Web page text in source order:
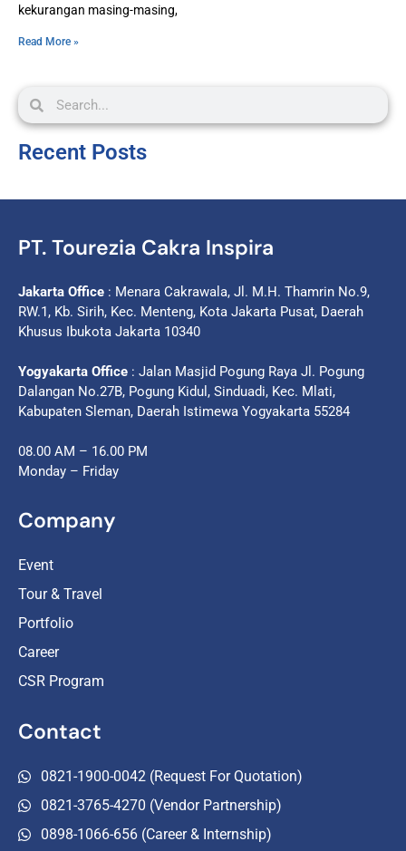
kekurangan masing-masing,
Read More »
Recent Posts
PT. Tourezia Cakra Inspira
Jakarta Office : Menara Cakrawala, Jl. M.H. Thamrin No.9,
RW.1, Kb. Sirih, Kec. Menteng, Kota Jakarta Pusat, Daerah
Khusus Ibukota Jakarta 10340
Yogyakarta Office : Jalan Masjid Pogung Raya Jl. Pogung
Dalangan No.27B, Pogung Kidul, Sinduadi, Kec. Mlati,
Kabupaten Sleman, Daerah Istimewa Yogyakarta 55284
08.00 AM – 16.00 PM
Monday – Friday
Company
Event
Tour & Travel
Portfolio
Career
CSR Program
Contact
0821-1900-0042 (Request For Quotation)
0821-3765-4270 (Vendor Partnership)
0898-1066-656 (Career & Internship)